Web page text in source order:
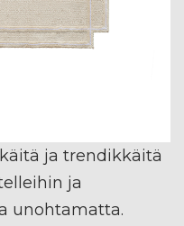
ja trendikkäitä
ja
unohtamatta.